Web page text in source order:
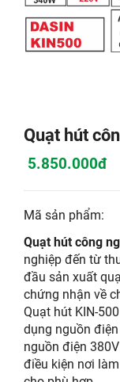
Quạt hút
5.850.000đ
Mã sản phẩm:
Quạt hút công
nghiệp đến từ
đầu sản xuất
chứng nhận về
Quạt hút KIN-
dụng nguồn
nguồn điện
điều kiện nơi